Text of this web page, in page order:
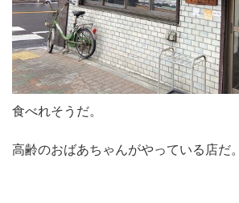
食べれそうだ。
高齢のおばあちゃんがやっている店だ。